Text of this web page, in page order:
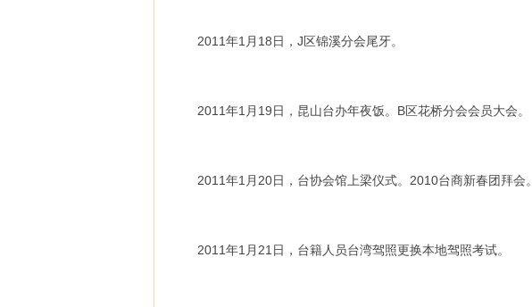
2011年1月18日，J区锦溪分会尾牙。
2011年1月19日，昆山台办年夜饭。B区花桥分会会员大会。
2011年1月20日，台协会馆上梁仪式。2010台商新春团拜会。
2011年1月21日，台籍人员台湾驾照更换本地驾照考试。